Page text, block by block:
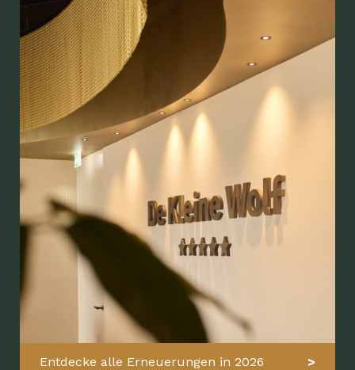
Entdecke alle Erneuerungen in 2026